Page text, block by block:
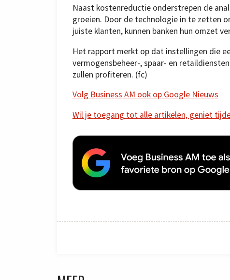
Naast kostenreductie onderstrepen de
groeien. Door de technologie in te zetten
juiste klanten, kunnen banken hun omzet
Het rapport merkt op dat instellingen die
vermogensbeheer-, spaar- en
zullen profiteren. (fc)
Volg Business AM ook op Google Nieuws
Wil je toegang tot alle artikelen, geniet